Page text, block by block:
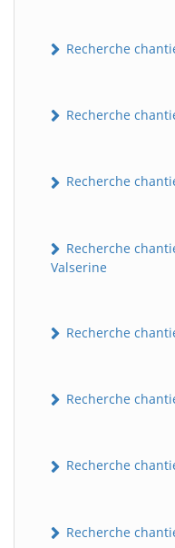
Recherche
Recherche
Recherche
Recherche
Valserine
Recherche
Recherche
Recherche
Recherche